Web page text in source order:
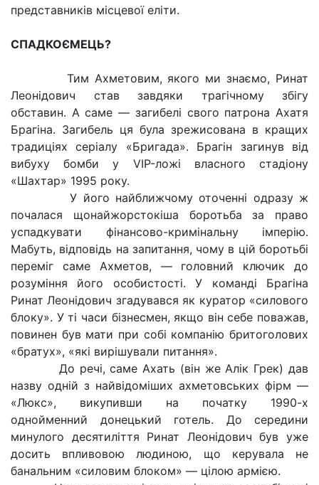
представників місцевої еліти.
СПАДКОЄМЕЦЬ?
Тим Ахметовим, якого ми знаємо, Ринат
Леонідович став завдяки трагічному збігу
обставин. А саме — загибелі свого патрона Ахатя
Брагіна. Загибель ця була зрежисована в кращих
традиціях серіалу «Бригада». Брагін загинув від
вибуху бомби у VІP-ложі власного стадіону
«Шахтар» 1995 року.
У його найближчому оточенні одразу ж
почалася щонайжорстокіша боротьба за право
успадкувати фінансово-кримінальну імперію.
Мабуть, відповідь на запитання, чому в цій боротьбі
переміг саме Ахметов, — головний ключик до
розуміння його особистості. У команді Брагіна
Ринат Леонідович згадувався як куратор «силового
блоку». У ті часи бізнесмен, якщо він себе поважав,
повинен був мати при собі компанію бритоголових
«братух», «які вирішували питання».
До речі, саме Ахать (він же Алік Грек) дав
назву одній з найвідоміших ахметовських фірм —
«Люкс», викупивши на початку 1990-х
однойменний донецький готель. До середини
минулого десятиліття Ринат Леонідович був уже
досить впливовою людиною, що керувала не
банальним «силовим блоком» — цілою армією.